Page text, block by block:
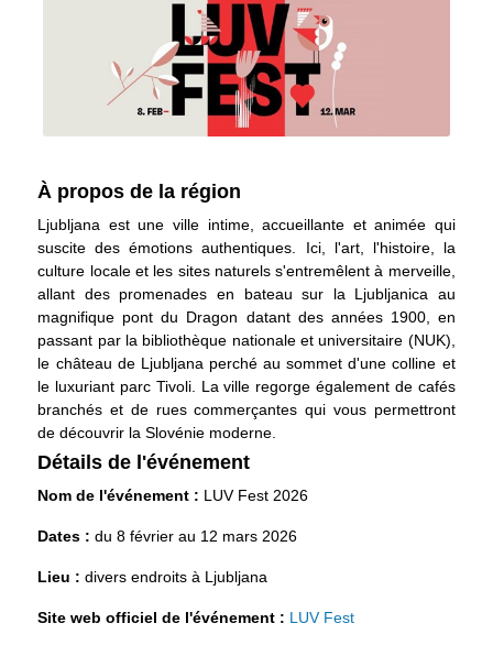
À propos de la région
Ljubljana est une ville intime, accueillante et animée qui
suscite des émotions authentiques. Ici, l'art, l'histoire, la
culture locale et les sites naturels s'entremêlent à merveille,
allant des promenades en bateau sur la Ljubljanica au
magnifique pont du Dragon datant des années 1900, en
passant par la bibliothèque nationale et universitaire (NUK),
le château de Ljubljana perché au sommet d'une colline et
le luxuriant parc Tivoli. La ville regorge également de cafés
branchés et de rues commerçantes qui vous permettront
de découvrir la Slovénie moderne.
Détails de l'événement
Nom de l'événement : LUV Fest 2026
Dates :du 8 février au 12 mars 2026
Lieu : divers endroits à Ljubljana
Site web officiel de l'événement : LUV Fest